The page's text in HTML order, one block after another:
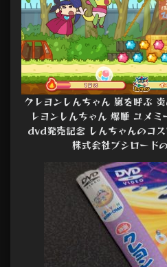
クレヨンしんちゃん 嵐を呼ぶ
レヨンしんちゃん 爆睡 ユメ
dvd発売記念 しんちゃんのコ
株式会社ブシロード